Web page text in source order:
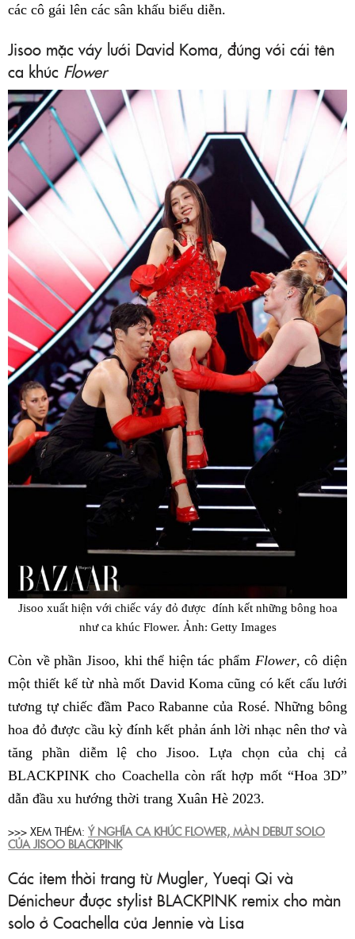
các cô gái lên các sân khấu biểu diễn.
Jisoo mặc váy lưới David Koma, đúng với cái tên
ca khúc Flower
Jisoo xuất hiện với chiếc váy đỏ được đính kết những bông hoa
như ca khúc Flower. Ảnh: Getty Images
Còn về phần Jisoo, khi thể hiện tác phẩm Flower, cô diện
một thiết kế từ nhà mốt David Koma cũng có kết cấu lưới
tương tự chiếc đầm Paco Rabanne của Rosé. Những bông
hoa đỏ được cầu kỳ đính kết phản ánh lời nhạc nên thơ và
tăng phần diễm lệ cho Jisoo. Lựa chọn của chị cả
BLACKPINK cho Coachella còn rất hợp mốt “Hoa 3D”
dẫn đầu xu hướng thời trang Xuân Hè 2023.
>>> XEM THÊM: Ý NGHĨA CA KHÚC FLOWER, MÀN DEBUT SOLO
CỦA JISOO BLACKPINK
Các item thời trang từ Mugler, Yueqi Qi và
Dénicheur được stylist BLACKPINK remix cho màn
solo ở Coachella của Jennie và Lisa